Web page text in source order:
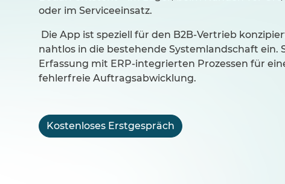
oder im Serviceeinsatz.
Die App ist speziell für den B2B-Vertrieb
nahtlos in die bestehende Systemlandschaft ein.
Erfassung mit ERP-integrierten Prozessen für
fehlerfreie Auftragsabwicklung.
Kostenloses Erstgespräch